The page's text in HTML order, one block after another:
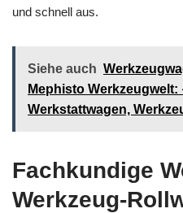
und schnell aus.
Siehe auch
Mephisto
Werkstattwagen,
Fachkundige
Werkzeug-